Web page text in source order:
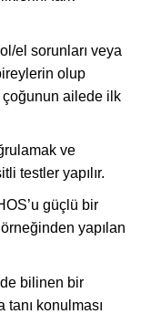
el sorunları veya
olup
çoğunun ailede ilk
ve
testler yapılır.
güçlü bir
yapılan
bilinen bir
tanı konulması